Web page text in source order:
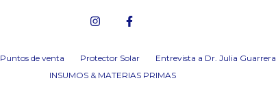
Puntos de venta Protector Solar Entrevista a Dr. Julia Guarrera
INSUMOS & MATERIAS PRIMAS